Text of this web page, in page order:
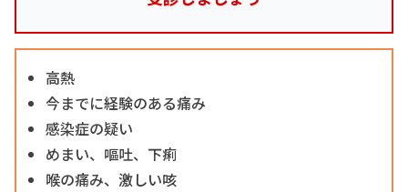
高熱
今までに経験のある痛み
感染症の疑い
めまい、嘔吐、下痢
喉の痛み、激しい咳